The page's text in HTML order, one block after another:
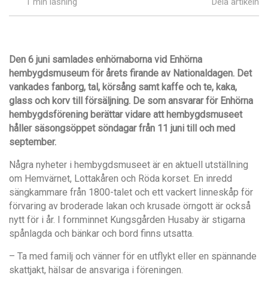
Den 6 juni samlades enhörnaborna vid Enhörna
hembygdsmuseum för årets firande av Nationaldagen. Det
vankades fanborg, tal, körsång samt kaffe och te, kaka,
glass och korv till försäljning. De som ansvarar för Enhörna
hembygdsförening berättar vidare att hembygdsmuseet
håller säsongsöppet söndagar från 11 juni till och med
september.
Några nyheter i hembygdsmuseet är en aktuell utställning
om Hemvärnet, Lottakåren och Röda korset. En inredd
sängkammare från 1800-talet och ett vackert linneskåp för
förvaring av broderade lakan och krusade örngott är också
nytt för i år. I fornminnet Kungsgården Husaby är stigarna
spånlagda och bänkar och bord finns utsatta.
– Ta med familj och vänner för en utflykt eller en spännande
skattjakt, hälsar de ansvariga i föreningen.